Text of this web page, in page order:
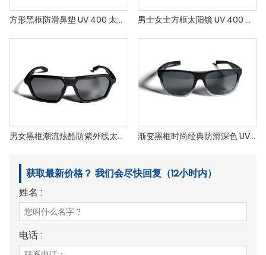
方形黑框防滑鼻垫 UV 400 太阳镜` 男士女士方框太阳镜 UV 400 防护
男女黑框潮流炫酷防紫外线太阳镜 渐变黑框时尚经典防滑深色 UV400 防护太阳镜
获取最新价格？ 我们会尽快回复（12小时内）
姓名 :
电话 :